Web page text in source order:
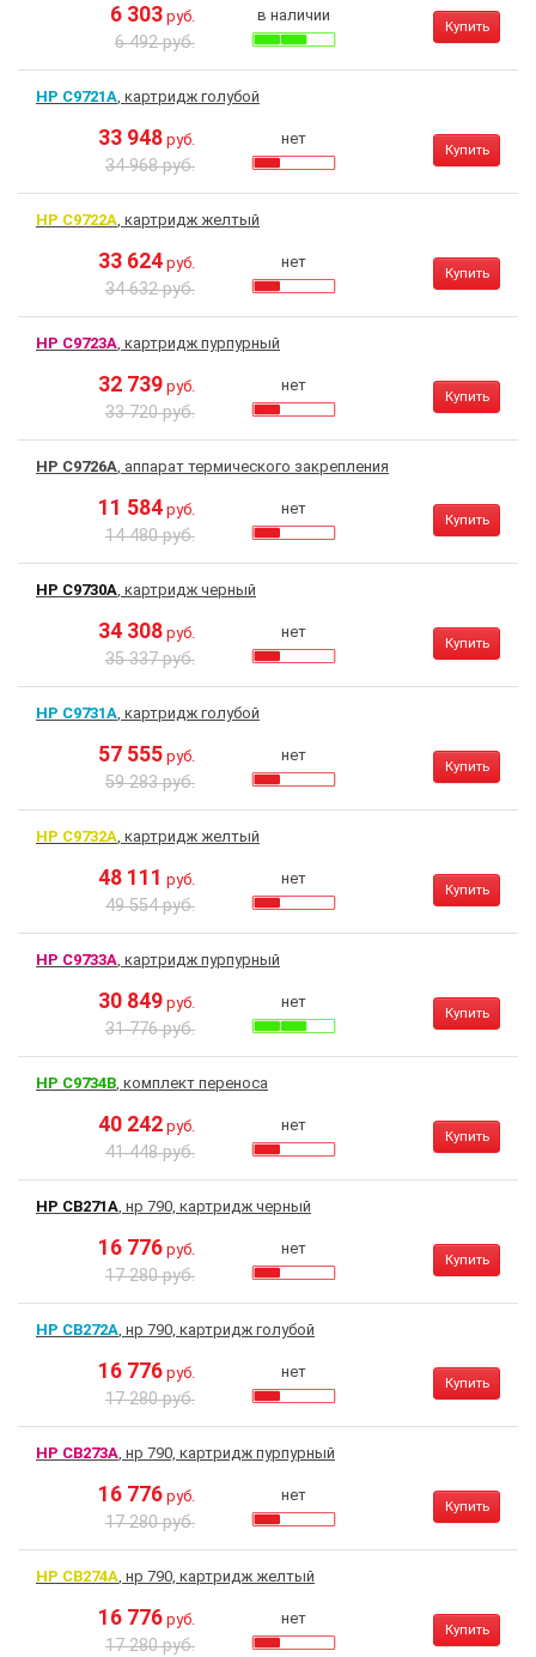
6 303 руб.
6 492 руб.
в наличии
Купить
HP C9721A, картридж голубой
33 948 руб.
34 968 руб.
нет
Купить
HP C9722A, картридж желтый
33 624 руб.
34 632 руб.
нет
Купить
HP C9723A, картридж пурпурный
32 739 руб.
33 720 руб.
нет
Купить
HP C9726A, аппарат термического закрепления
11 584 руб.
14 480 руб.
нет
Купить
HP C9730A, картридж черный
34 308 руб.
35 337 руб.
нет
Купить
HP C9731A, картридж голубой
57 555 руб.
59 283 руб.
нет
Купить
HP C9732A, картридж желтый
48 111 руб.
49 554 руб.
нет
Купить
HP C9733A, картридж пурпурный
30 849 руб.
31 776 руб.
нет
Купить
HP C9734B, комплект переноса
40 242 руб.
41 448 руб.
нет
Купить
HP CB271A, нр 790, картридж черный
16 776 руб.
17 280 руб.
нет
Купить
HP CB272A, нр 790, картридж голубой
16 776 руб.
17 280 руб.
нет
Купить
HP CB273A, нр 790, картридж пурпурный
16 776 руб.
17 280 руб.
нет
Купить
HP CB274A, нр 790, картридж желтый
16 776 руб.
17 280 руб.
нет
Купить